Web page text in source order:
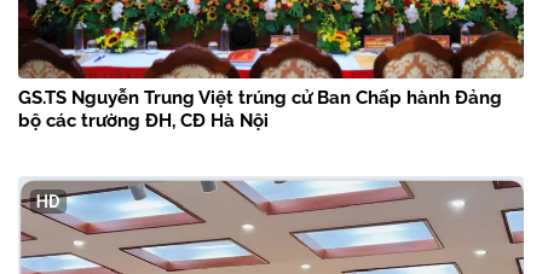
GS.TS Nguyễn Trung Việt trúng cử Ban Chấp hành Đảng
bộ các trường ĐH, CĐ Hà Nội